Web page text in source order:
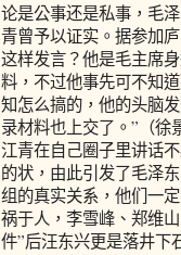
论是公事还是私事，毛
青曾予以证实。据参加
这样发言？他是毛主席
料，不过他事先可不知
知怎么搞的，他的头脑
录材料也上交了。”（徐
江青在自己圈子里讲话
的状，由此引发了毛泽
组的真实关系，他们一
祸于人，李雪峰、郑维
件”后汪东兴更是落井下